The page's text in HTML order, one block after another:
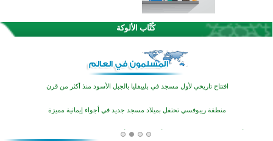
كُتَّاب الألوكة
تيسليتش تختتم برنامجا تعليميا لتعزيز القيم وبناء الشخصية للشباب المسلمين
اختتام منافسات قرآنية متميزة في بنغلاديش بمشاركة 3000 متسابق
افتتاح تاريخي لأول مسجد في بلييفليا بالجبل الأسود منذ أكثر من قرن
منطقة ريبوفسي تحتفل بميلاد مسجد جديد في أجواء إيمانية مميزة
أكبر مشروع إسلامي في ريف أستراليا يفتتح أبوابه بعد سنوات من العمل والعطاء